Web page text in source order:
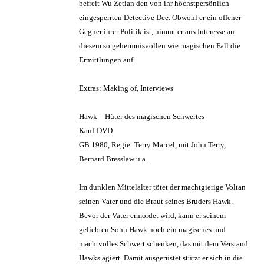
befreit Wu Zetian den von ihr höchstpersönlich
eingesperrten Detective Dee. Obwohl er ein offener
Gegner ihrer Politik ist, nimmt er aus Interesse an
diesem so geheimnisvollen wie magischen Fall die
Ermittlungen auf.
Extras: Making of, Interviews
Hawk – Hüter des magischen Schwertes
Kauf-DVD
GB 1980, Regie: Terry Marcel, mit John Terry,
Bernard Bresslaw u.a.
Im dunklen Mittelalter tötet der machtgierige Voltan
seinen Vater und die Braut seines Bruders Hawk.
Bevor der Vater ermordet wird, kann er seinem
geliebten Sohn Hawk noch ein magisches und
machtvolles Schwert schenken, das mit dem Verstand
Hawks agiert. Damit ausgerüstet stürzt er sich in die